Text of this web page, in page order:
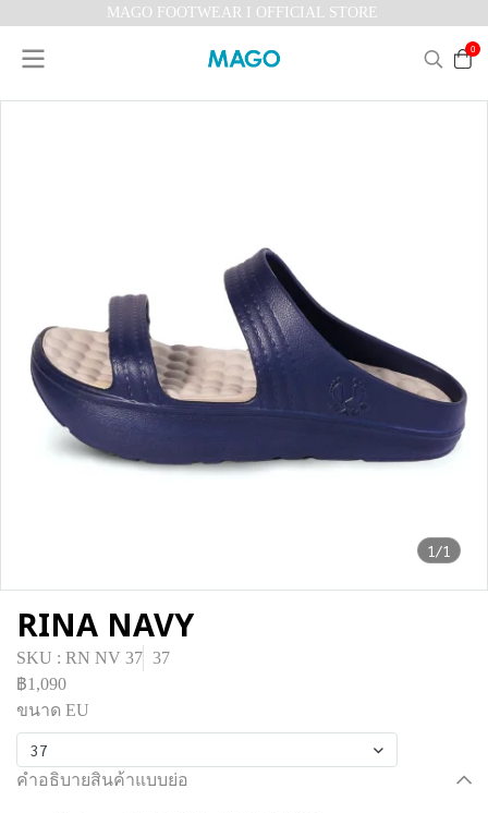
MAGO FOOTWEAR I OFFICIAL STORE
0
1/1
RINA NAVY
SKU : RN NV 37 37
฿1,090
ขนาด EU
37
คำอธิบายสินค้าแบบย่อ